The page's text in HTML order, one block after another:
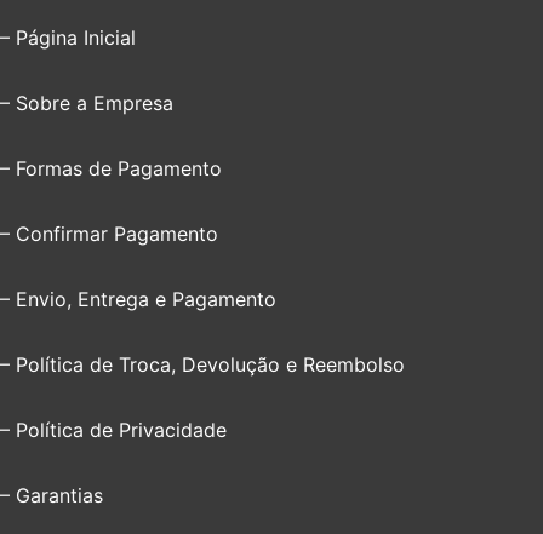
– Página Inicial
– Sobre a Empresa
– Formas de Pagamento
– Confirmar Pagamento
– Envio, Entrega e Pagamento
– Política de Troca, Devolução e Reembolso
– Política de Privacidade
– Garantias